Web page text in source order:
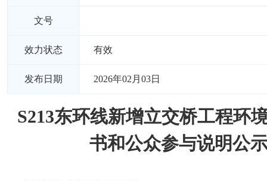
文号
效力状态 有效
发布日期 2026年02月03日
S213东环线新增立交桥工程环
书和公众参与说明公